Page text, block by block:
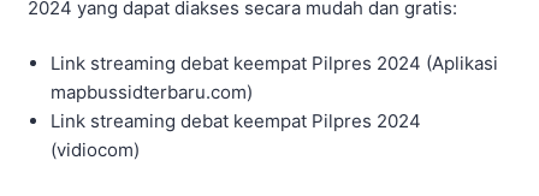
2024 yang dapat diakses secara mudah dan gratis:
Link streaming debat keempat Pilpres 2024 (Aplikasi
mapbussidterbaru.com)
Link streaming debat keempat Pilpres 2024
(vidiocom)